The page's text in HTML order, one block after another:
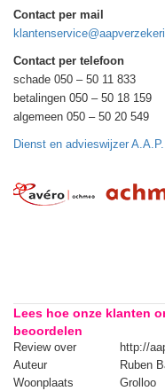
Contact per mail
Contact per telefoon
schade 050 – 50 11 833
betalingen 050 – 50 18 159
algemeen 050 – 50 20 549
Dienst en advieswijzer
Lees hoe onze klanten
beoordelen
Review over
http://
Auteur
Ruben
Woonplaats
Grolloo